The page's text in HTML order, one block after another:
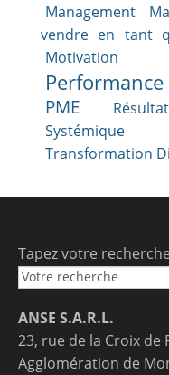
Management
vendre en tant
Motivation
Performance
PME
Systémique
Transformation
Tapez votre
ANSE S.A.R.L.
23, rue de la Croix de
Agglomération de